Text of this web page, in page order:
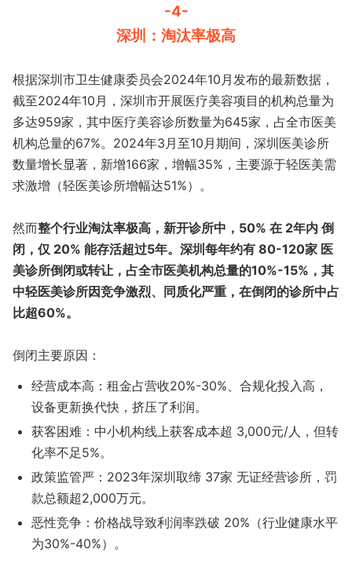
-4-
深圳：淘汰率极高
根据深圳市卫生健康委员会2024年10月发布的最新数据，
截至2024年10月，深圳市开展医疗美容项目的机构总量为
多达959家，其中医疗美容诊所数量为645家，占全市医美
机构总量的67%。2024年3月至10月期间，深圳医美诊所
数量增长显著，新增166家，增幅35%，主要源于轻医美需
求激增（轻医美诊所增幅达51%）。
然而整个行业淘汰率极高，新开诊所中，​50%​​ 在 ​2年内​ 倒
闭，仅 ​20%​​ 能存活超过5年。深圳每年约有 ​80-120家​ 医
美诊所倒闭或转让，占全市医美机构总量的10%-15%，其
中轻医美诊所​因竞争激烈、同质化严重，在倒闭的诊所中占
比超60%。
​倒闭主要原因​：
​经营成本高​：租金占营收20%-30%、合规化投入高，
设备更新换代快，挤压了利润。
​获客困难​：中小机构线上获客成本超 ​3,000元/人，但转
化率不足5%。
​政策监管​严：2023年深圳取缔 ​37家​ 无证经营诊所，罚
款总额超2,000万元。
​恶性竞争​：价格战导致利润率跌破 ​20%​​（行业健康水平
为30%-40%）。